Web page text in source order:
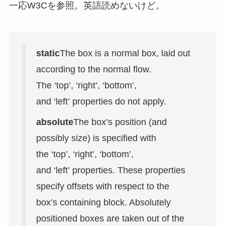
一応W3Cを参照。英語読めないけど。
staticThe box is a normal box, laid out
according to the normal flow.
The ‘top’, ‘right’, ‘bottom’,
and ‘left’ properties do not apply.
absoluteThe box’s position (and
possibly size) is specified with
the ‘top’, ‘right’, ‘bottom’,
and ‘left’ properties. These properties
specify offsets with respect to the
box’s containing block. Absolutely
positioned boxes are taken out of the